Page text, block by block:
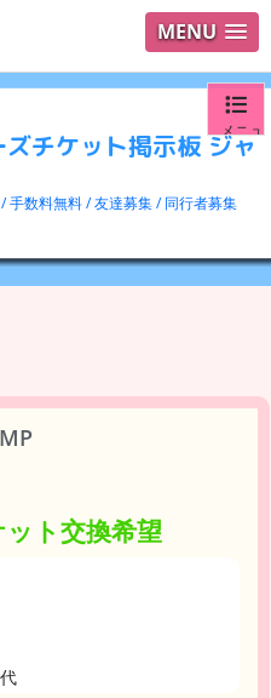
MENU
ズチケット掲示板 ジャ
手数料無料 / 友達募集 / 同行者募集
メニュ
ログイ
ユーザ
ット交換希望